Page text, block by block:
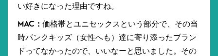
い好きになった理由ですね。
MAC： 価格帯とユニセックスという部分で、その当
時パンクキッズ（女性へも）達に寄り添ったブラン
ドってなかったので、いいなーと思いました。その